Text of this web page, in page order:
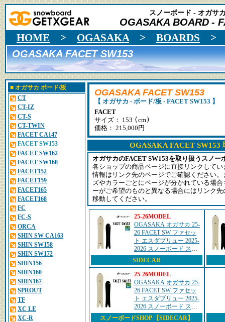
スノーボード - オガサ
OGASAKA BOARD -
HOME > OGASAKA> BOARDS
OGASAKA FACET SW153
■ オガサカ ボード/板
CT
CT-IZ
CT-S
CT-TWIN
FACET CA147
FACET SW153
FACET SW162
FACET SW168
FACET152
FACET159
FACET165
FACET168
FC
FC-S
ORCA
SHIN SW CA163
SHIN SW158
SHIN SW172
SHIN156
SHIN160
SHIN167
SPROUT
TF
XC LE
XC-R
OGASAKA FACET SW153
【 オガサカ - ボード/板 - FACET SW153 】
FACET
サイズ： 153 ( cm)
価格： 215,000円
OGASAKA FACET SW153
オガサカのFACET SW153を取り扱うスノー
各ショップの商品ページに直接リンクして
情報はリンク先のページでご確認ください
ズやカラーごとにページが分かれている場
ーがご希望のものと異なる場合にはリンク
移動してください。
25-26MODEL
OGASAKA オガサカ 25-
26 FACET SW ファセッ
ト エスダブリュー 2025-
2026 スノーボード スプ
リットボード
SIDECAR
25-26MODEL
OGASAKA オガサカ 25-
26 FACET SW ファセッ
ト エスダブリュー 2025-
2026 スノーボード スプ
リットボード メンズ
スノーボードSHOP 【SIDECAR】